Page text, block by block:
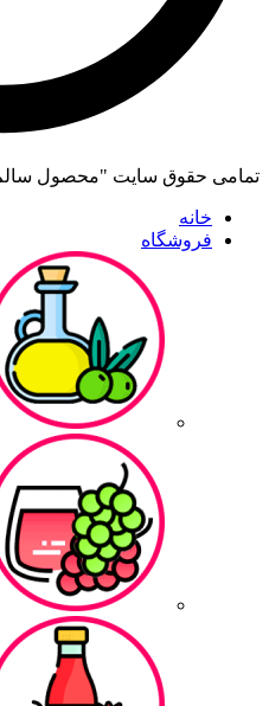
تمامی حقوق سایت "محصول
خانه
فروشگاه